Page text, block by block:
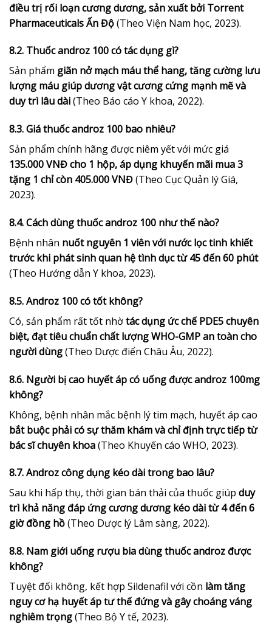
điều trị rối loạn cương dương, sản xuất bởi Torrent
Pharmaceuticals Ấn Độ(Theo Viện Nam học, 2023).
8.2. Thuốc androz 100 có tác dụng gì?
Sản phẩm giãn nở mạch máu thể hang, tăng cường lưu
lượng máu giúp dương vật cương cứng mạnh mẽ và
duy trì lâu dài(Theo Báo cáo Y khoa, 2022).
8.3. Giá thuốc androz 100 bao nhiêu?
Sản phẩm chính hãng được niêm yết với mức giá
135.000 VNĐ cho 1 hộp, áp dụng khuyến mãi mua 3
tặng 1 chỉ còn 405.000 VNĐ(Theo Cục Quản lý Giá,
2023).
8.4. Cách dùng thuốc androz 100 như thế nào?
Bệnh nhân nuốt nguyên 1 viên với nước lọc tinh khiết
trước khi phát sinh quan hệ tình dục từ 45 đến 60 phút
(Theo Hướng dẫn Y khoa, 2023).
8.5. Androz 100 có tốt không?
Có, sản phẩm rất tốt nhờtác dụng ức chế PDE5 chuyên
biệt, đạt tiêu chuẩn chất lượng WHO-GMP an toàn cho
người dùng(Theo Dược điển Châu Âu, 2022).
8.6. Người bị cao huyết áp có uống được androz 100mg
không?
Không, bệnh nhân mắc bệnh lý tim mạch, huyết áp cao
bắt buộc phải có sự thăm khám và chỉ định trực tiếp từ
bác sĩ chuyên khoa(Theo Khuyến cáo WHO, 2023).
8.7. Androz công dụng kéo dài trong bao lâu?
Sau khi hấp thụ, thời gian bán thải của thuốc giúp duy
trì khả năng đáp ứng cương dương kéo dài từ 4 đến 6
giờ đồng hồ(Theo Dược lý Lâm sàng, 2022).
8.8. Nam giới uống rượu bia dùng thuốc androz được
không?
Tuyệt đối không, kết hợp Sildenafil với cồn làm tăng
nguy cơ hạ huyết áp tư thế đứng và gây choáng váng
nghiêm trọng(Theo Bộ Y tế, 2023).